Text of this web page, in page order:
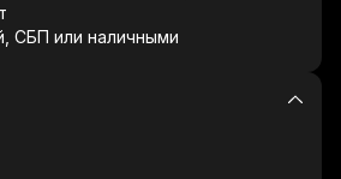
СБП или наличными